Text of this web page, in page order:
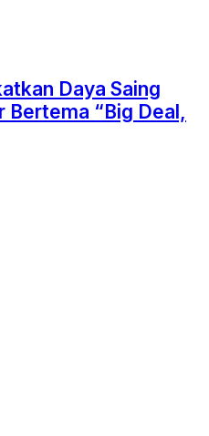
Daya Saing
Bertema “Big Deal,